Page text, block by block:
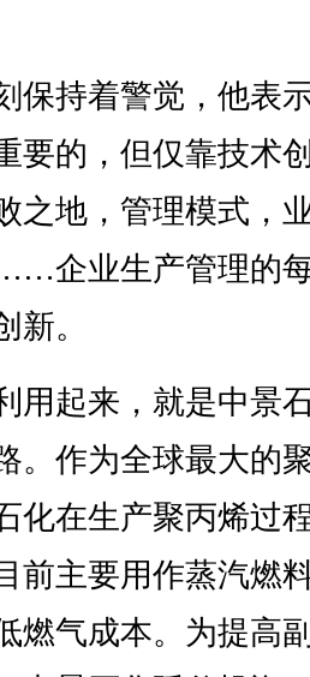
持着警觉，他表
要的，但仅靠技术
之地，管理模式，
企业生产管理的
新。
起来，就是中景
。作为全球最大的
化在生产聚丙烯过
前主要用作蒸汽燃
燃气成本。为提高